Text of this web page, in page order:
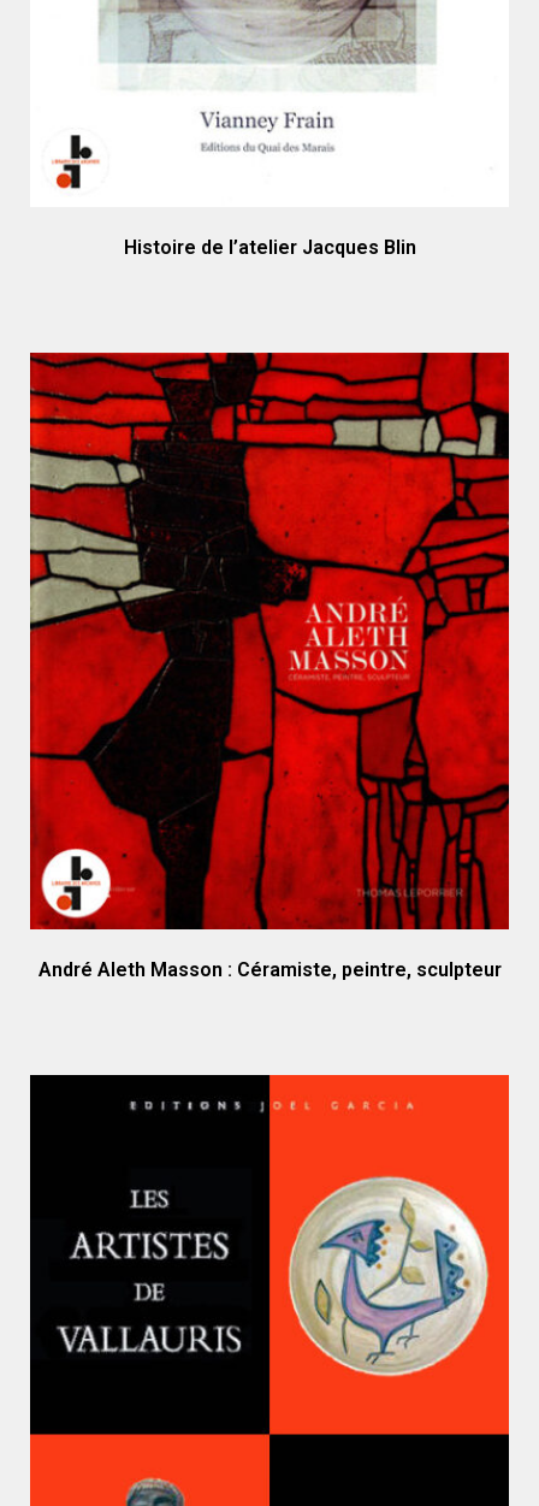
Histoire de l’atelier Jacques Blin
André Aleth Masson : Céramiste, peintre, sculpteur